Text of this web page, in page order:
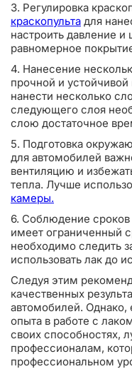
3. Регулировка
краскопульта для
настроить давление
равномерное
4. Нанесение
прочной и
нанести несколько
следующего слоя
слою достаточное
5. Подготовка
для автомобилей
вентиляцию и
тепла. Лучше
камеры.
6. Соблюдение сроков
имеет ограниченный
необходимо следить
использовать лак до
Следуя этим
качественных
автомобилей. Однако,
опыта в работе с
своих способностях,
профессионалам,
профессиональном